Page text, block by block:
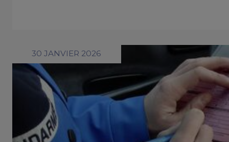
30 JANVIER 2026